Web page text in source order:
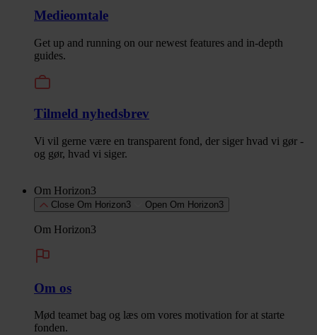
Medieomtale
Get up and running on our newest features and in-depth
guides.
Tilmeld nyhedsbrev
Vi vil gerne være en transparent fond, der siger hvad vi gør -
og gør, hvad vi siger.
Om Horizon3
Close Om Horizon3 Open Om Horizon3
Om Horizon3
Om os
Mød teamet bag og læs om vores motivation for at starte
fonden.